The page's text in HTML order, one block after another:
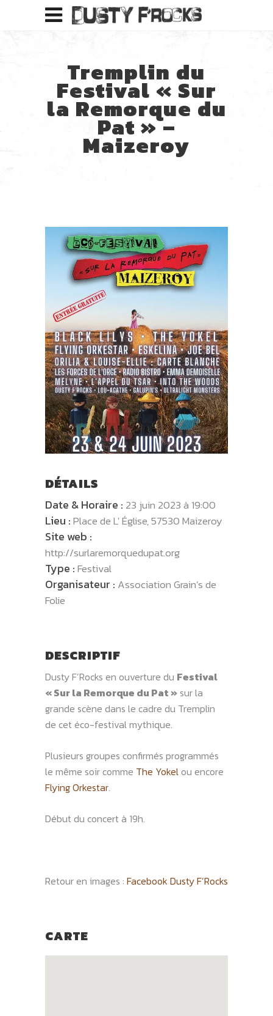
Tremplin du
Festival « Sur
la Remorque du
Pat » –
Maizeroy
DÉTAILS
Date & Horaire : 23 juin 2023 à 19:00
Lieu :Place de L' Église, 57530 Maizeroy
Site web :
http://surlaremorquedupat.org
Type :Festival
Organisateur : Association Grain’s de
Folie
DESCRIPTIF
Dusty F’Rocks en ouverture du Festival
« Sur la Remorque du Pat »sur la
grande scène dans le cadre du Tremplin
de cet éco-festival mythique.
Plusieurs groupes confirmés programmés
le même soir comme The Yokel ou encore
Flying Orkestar.
Début du concert à 19h.
Retour en images : Facebook Dusty F’Rocks
CARTE